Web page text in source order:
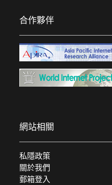
合作夥伴
網站相關
私隱政策
關於我們
郵箱登入